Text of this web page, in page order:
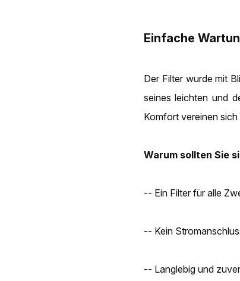
Einfache
Der Filter wurde mit
seines leichten und
Komfort vereinen
Warum sollten Sie
-- Ein Filter für alle
-- Kein
-- Langlebig und